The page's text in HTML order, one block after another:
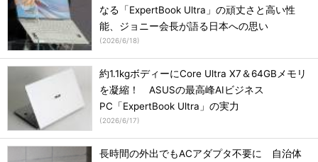
なる「ExpertBook Ultra」の頑丈さと高い性
能、ジョニー会長が語る日本への思い
(2026/6/18)
約1.1kgボディーにCore Ultra X7＆64GBメモリ
を凝縮！ ASUSの最高峰AIビジネス
PC「ExpertBook Ultra」の実力
(2026/6/17)
長時間の外出でもACアダプタ不要に 自治体